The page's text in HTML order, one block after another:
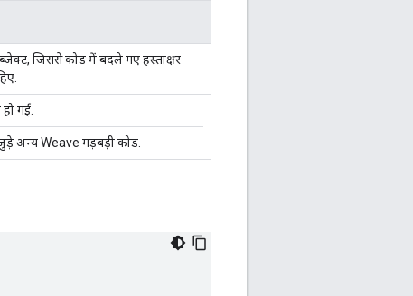
जिससे कोड में बदले गए हस्ताक्षर
गई.
अन्य Weave गड़बड़ी कोड.